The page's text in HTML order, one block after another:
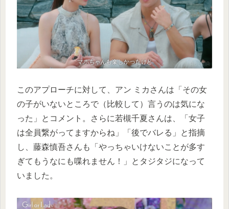
このアプローチに対して、アン ミカさんは「その女
の子がいないところで（比較して）言うのは気にな
った」とコメント。さらに若槻千夏さんは、「女子
は全員繋がってますからね」「後でバレる」と指摘
し、藤森慎吾さんも「やっちゃいけないことが多す
ぎてもうなにも喋れません！」とタジタジになって
いました。